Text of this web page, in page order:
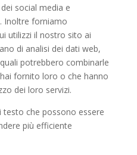
social media e
Inoltre forniamo
utilizzi il nostro sito ai
di analisi dei dati web,
potrebbero combinarle
fornito loro o che hanno
dei loro servizi.
testo che possono essere
più efficiente